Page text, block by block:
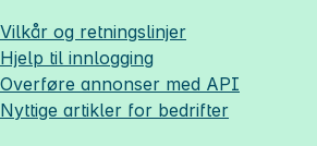
Vilkår og retningslinjer
Hjelp til innlogging
Overføre annonser med API
Nyttige artikler for bedrifter